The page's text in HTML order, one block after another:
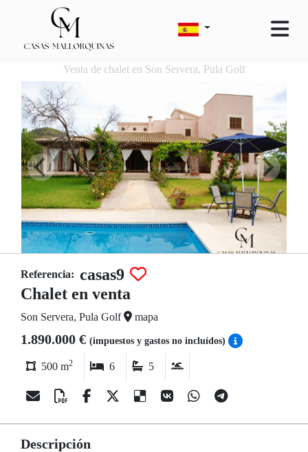
Venta de chalet en Son Servera, Pula Golf
Referencia: casas9
Chalet en venta
Son Servera, Pula Golf mapa
1.890.000 € (impuestos y gastos no incluídos)
500 m2 6 5
Descripción